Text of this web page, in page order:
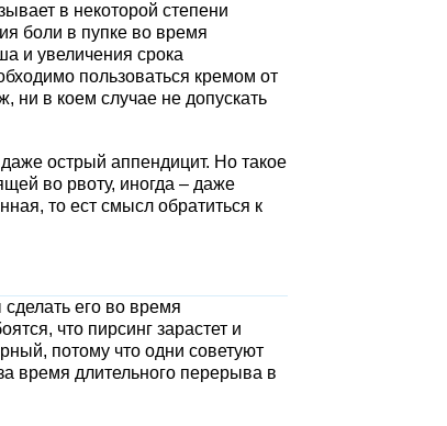
в некоторой степени
боли в пупке во время
и увеличения срока
пользоваться кремом от
ни в коем случае не допускать
острый аппендицит. Но такое
во рвоту, иногда – даже
то ест смысл обратиться к
его во время
что пирсинг зарастет и
потому что одни советуют
время длительного перерыва в